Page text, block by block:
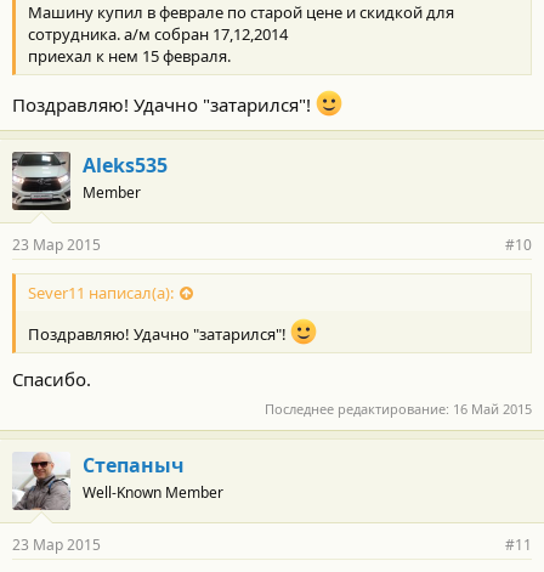
Машину купил в феврале по старой цене и скидкой для
сотрудника. а/м собран 17,12,2014
приехал к нем 15 февраля.
Поздравляю! Удачно "затарился"!
Aleks535
Member
23 Мар 2015 #10
Sever11 написал(а):
Поздравляю! Удачно "затарился"!
Спасибо.
Последнее редактирование: 16 Май 2015
Степаныч
Well-Known Member
23 Мар 2015 #11